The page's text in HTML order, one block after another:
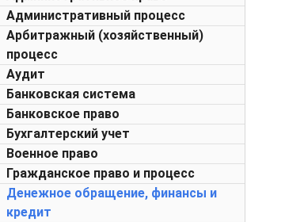
Административный процесс
Арбитражный (хозяйственный)
процесс
Аудит
Банковская система
Банковское право
Бухгалтерский учет
Военное право
Гражданское право и процесс
Денежное обращение, финансы и
кредит